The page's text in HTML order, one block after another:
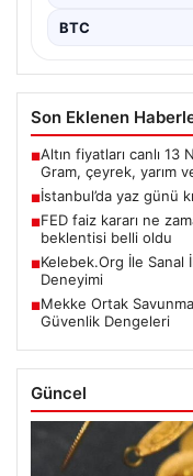
BTC
Son Eklenen
■Altın fiyatları canlı 13
Gram, çeyrek, yarım
■İstanbul’da yaz günü
■FED faiz kararı ne
beklentisi belli oldu
■Kelebek.Org İle Sanal
Deneyimi
■Mekke Ortak
Güvenlik Dengeleri
Güncel